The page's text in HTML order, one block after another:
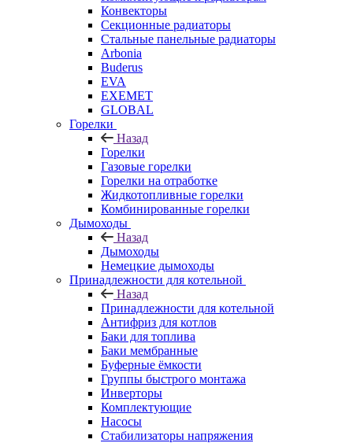
Конвекторы
Секционные радиаторы
Стальные панельные радиаторы
Arbonia
Buderus
EVA
EXEMET
GLOBAL
Горелки
Назад
Горелки
Газовые горелки
Горелки на отработке
Жидкотопливные горелки
Комбинированные горелки
Дымоходы
Назад
Дымоходы
Немецкие дымоходы
Принадлежности для котельной
Назад
Принадлежности для котельной
Антифриз для котлов
Баки для топлива
Баки мембранные
Буферные ёмкости
Группы быстрого монтажа
Инверторы
Комплектующие
Насосы
Стабилизаторы напряжения